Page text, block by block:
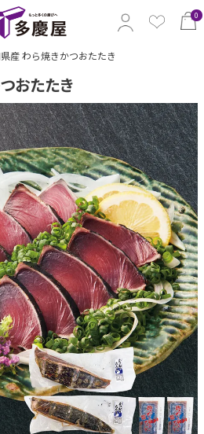
0
産 わら焼きかつおたたき
おたたき